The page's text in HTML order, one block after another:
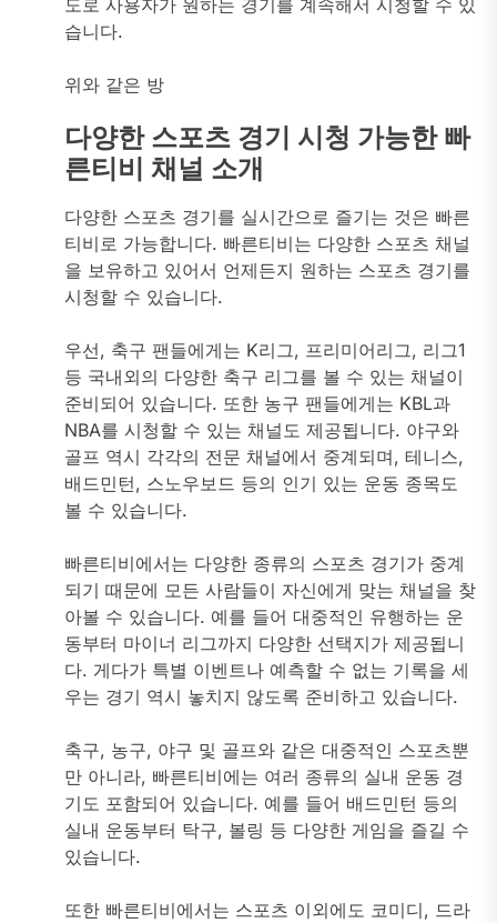
도로 사용자가 원하는 경기를 계속해서 시청할 수 있
습니다.
위와 같은 방
다양한 스포츠 경기 시청 가능한 빠
른티비 채널 소개
다양한 스포츠 경기를 실시간으로 즐기는 것은 빠른
티비로 가능합니다. 빠른티비는 다양한 스포츠 채널
을 보유하고 있어서 언제든지 원하는 스포츠 경기를
시청할 수 있습니다.
우선, 축구 팬들에게는 K리그, 프리미어리그, 리그1
등 국내외의 다양한 축구 리그를 볼 수 있는 채널이
준비되어 있습니다. 또한 농구 팬들에게는 KBL과
NBA를 시청할 수 있는 채널도 제공됩니다. 야구와
골프 역시 각각의 전문 채널에서 중계되며, 테니스,
배드민턴, 스노우보드 등의 인기 있는 운동 종목도
볼 수 있습니다.
빠른티비에서는 다양한 종류의 스포츠 경기가 중계
되기 때문에 모든 사람들이 자신에게 맞는 채널을 찾
아볼 수 있습니다. 예를 들어 대중적인 유행하는 운
동부터 마이너 리그까지 다양한 선택지가 제공됩니
다. 게다가 특별 이벤트나 예측할 수 없는 기록을 세
우는 경기 역시 놓치지 않도록 준비하고 있습니다.
축구, 농구, 야구 및 골프와 같은 대중적인 스포츠뿐
만 아니라, 빠른티비에는 여러 종류의 실내 운동 경
기도 포함되어 있습니다. 예를 들어 배드민턴 등의
실내 운동부터 탁구, 볼링 등 다양한 게임을 즐길 수
있습니다.
또한 빠른티비에서는 스포츠 이외에도 코미디, 드라